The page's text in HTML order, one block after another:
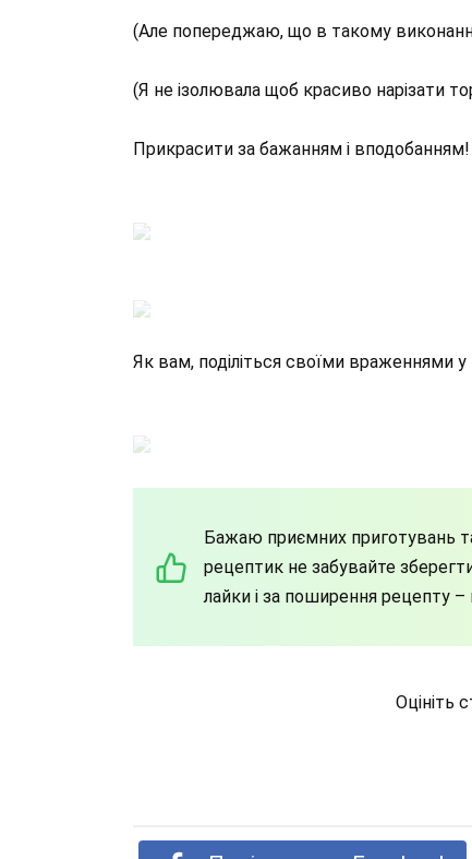
(Але попереджаю, що в такому
(Я не ізолювала щоб красиво нарізати
Прикрасити за бажанням і вподобанням!
Як вам, поділіться своїми враженнями
Бажаю приємних приготувань
рецептик не забувайте
лайки і за поширення рецепту
Оцініть